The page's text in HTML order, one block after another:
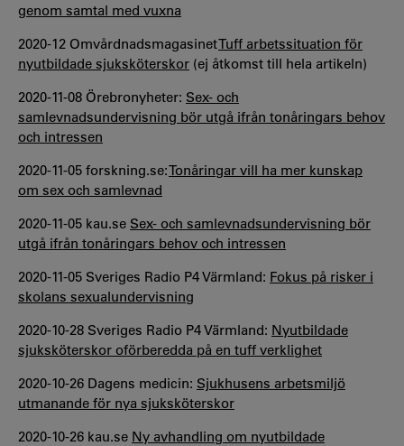
genom samtal med vuxna
2020-12 OmvårdnadsmagasinetTuff arbetssituation för
nyutbildade sjuksköterskor (ej åtkomst till hela artikeln)
2020-11-08 Örebronyheter: Sex- och
samlevnadsundervisning bör utgå ifrån tonåringars behov
och intressen
2020-11-05 forskning.se:Tonåringar vill ha mer kunskap
om sex och samlevnad
2020-11-05 kau.se Sex- och samlevnadsundervisning bör
utgå ifrån tonåringars behov och intressen
2020-11-05 Sveriges Radio P4 Värmland: Fokus på risker i
skolans sexualundervisning
2020-10-28 Sveriges Radio P4 Värmland: Nyutbildade
sjuksköterskor oförberedda på en tuff verklighet
2020-10-26 Dagens medicin: Sjukhusens arbetsmiljö
utmanande för nya sjuksköterskor
2020-10-26 kau.se Ny avhandling om nyutbildade